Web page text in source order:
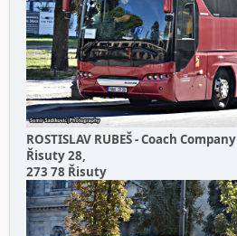
ROSTISLAV RUBEŠ - Coach Company
Řisuty 28,
273 78 Řisuty